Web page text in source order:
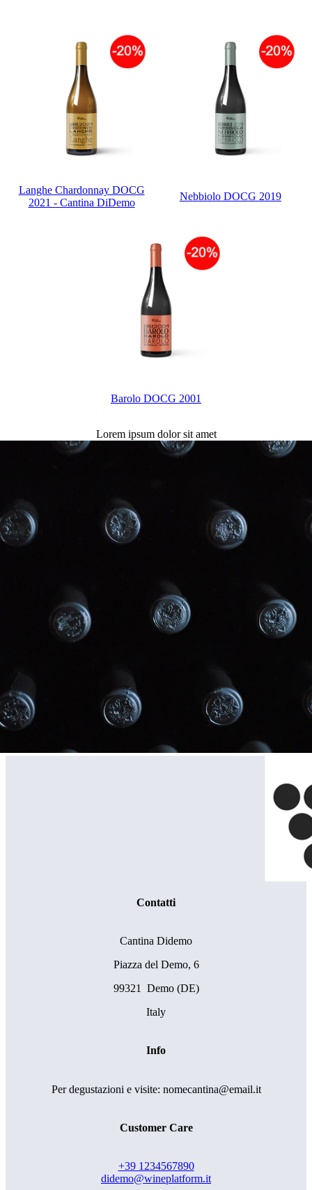
Langhe Chardonnay DOCG
2021 - Cantina DiDemo
Nebbiolo DOCG 2019
Barolo DOCG 2001
Lorem ipsum dolor sit amet
Contatti
Cantina Didemo
Piazza del Demo, 6
99321 Demo (DE)
Italy
Info
Per degustazioni e visite: nomecantina@email.it
Customer Care
+39 1234567890
didemo@wineplatform.it